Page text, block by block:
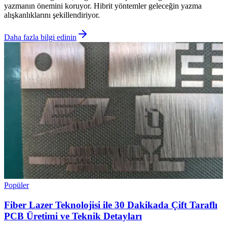
yazmanın önemini koruyor. Hibrit yöntemler geleceğin yazma
alışkanlıklarını şekillendiriyor.
Daha fazla bilgi edinin
Popüler
Fiber Lazer Teknolojisi ile 30 Dakikada Çift Taraflı
PCB Üretimi ve Teknik Detayları